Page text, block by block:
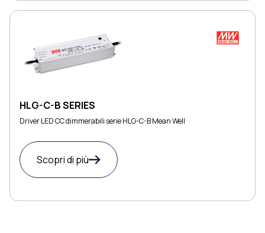
HLG-C-B SERIES
Driver LED CC dimmerabili serie HLG-C-B Mean Well
Scopri di più